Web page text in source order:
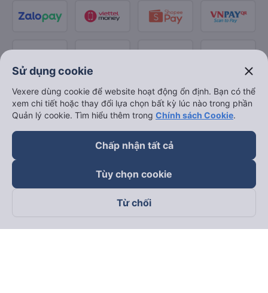
Theo dõi chúng tôi trên
Sử dụng cookie close
Vexere dùng cookie để website hoạt động ổn định. Bạn có thể
xem chi tiết hoặc thay đổi lựa chọn bất kỳ lúc nào trong phần
Quản lý cookie. Tìm hiểu thêm trong Chính sách Cookie.
Chấp nhận tất cả
Tùy chọn cookie
Từ chối